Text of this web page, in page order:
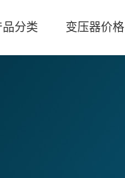
品分类 变压器价格